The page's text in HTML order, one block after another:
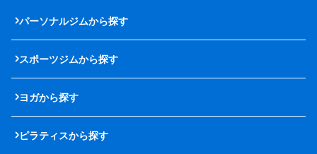
パーソナルジムから探す
スポーツジムから探す
ヨガから探す
ピラティスから探す